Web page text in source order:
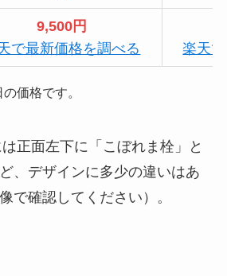
9,500円
で最新価格を調べる
楽天
価格です。
正面左下に「こぼれま栓」と
、デザインに多少の違いはあ
で確認してください）。